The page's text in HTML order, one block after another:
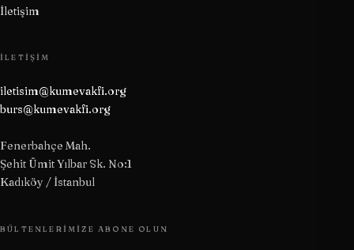
İletişim
İLETIŞIM
iletisim@kumevakfi.org
burs@kumevakfi.org
Fenerbahçe Mah.
Şehit Ümit Yılbar Sk. No:1
Kadıköy / İstanbul
BÜLTENLERIMIZE ABONE OLUN